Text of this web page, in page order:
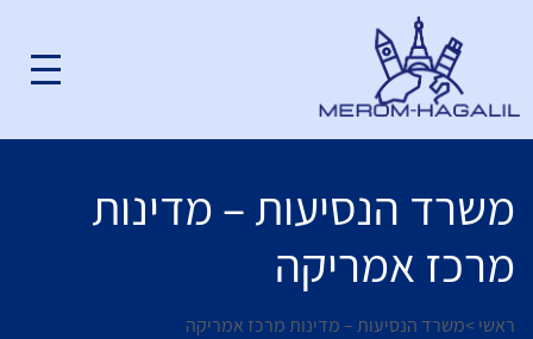
משרד הנסיעות – מדינות
מרכז אמריקה
ראשי >משרד הנסיעות – מדינות מרכז אמריקה